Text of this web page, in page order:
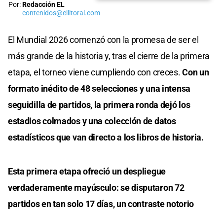
Por:Redacción EL
contenidos@ellitoral.com
El Mundial 2026 comenzó con la promesa de ser el
más grande de la historia y, tras el cierre de la primera
etapa, el torneo viene cumpliendo con creces.Con un
formato inédito de 48 selecciones y una intensa
seguidilla de partidos, la primera ronda dejó los
estadios colmados y una colección de datos
estadísticos que van directo a los libros de historia.
Esta primera etapa ofreció un despliegue
verdaderamente mayúsculo: se disputaron 72
partidos en tan solo 17 días, un contraste notorio